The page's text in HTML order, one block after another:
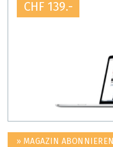
CHF 139.-
» MAGAZIN ABONNIEREN